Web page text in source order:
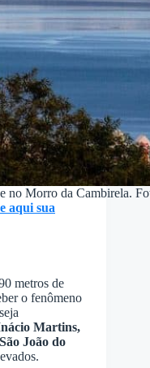
no Morro da Cambirela.
aqui sua
metros de
o fenômeno
Martins,
São João do